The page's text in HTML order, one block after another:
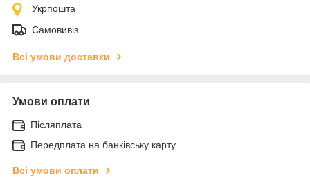
Укрпошта
Самовивіз
Всі умови доставки
Умови оплати
Післяплата
Передплата на банківську карту
Всі умови оплати